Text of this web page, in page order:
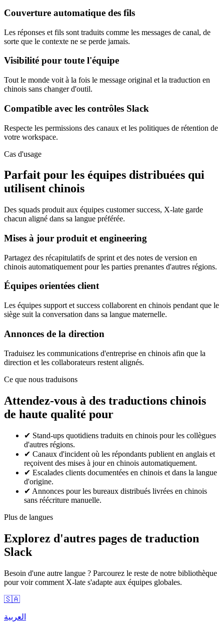
Couverture automatique des fils
Les réponses et fils sont traduits comme les messages de canal, de
sorte que le contexte ne se perde jamais.
Visibilité pour toute l'équipe
Tout le monde voit à la fois le message original et la traduction en
chinois sans changer d'outil.
Compatible avec les contrôles Slack
Respecte les permissions des canaux et les politiques de rétention de
votre workspace.
Cas d'usage
Parfait pour les équipes distribuées qui
utilisent chinois
Des squads produit aux équipes customer success, X-late garde
chacun aligné dans sa langue préférée.
Mises à jour produit et engineering
Partagez des récapitulatifs de sprint et des notes de version en
chinois automatiquement pour les parties prenantes d'autres régions.
Équipes orientées client
Les équipes support et success collaborent en chinois pendant que le
siège suit la conversation dans sa langue maternelle.
Annonces de la direction
Traduisez les communications d'entreprise en chinois afin que la
direction et les collaborateurs restent alignés.
Ce que nous traduisons
Attendez-vous à des traductions chinois
de haute qualité pour
✔ Stand-ups quotidiens traduits en chinois pour les collègues
d'autres régions.
✔ Canaux d'incident où les répondants publient en anglais et
reçoivent des mises à jour en chinois automatiquement.
✔ Escalades clients documentées en chinois et dans la langue
d'origine.
✔ Annonces pour les bureaux distribués livrées en chinois
sans réécriture manuelle.
Plus de langues
Explorez d'autres pages de traduction
Slack
Besoin d'une autre langue ? Parcourez le reste de notre bibliothèque
pour voir comment X-late s'adapte aux équipes globales.
🇸🇦
العربية